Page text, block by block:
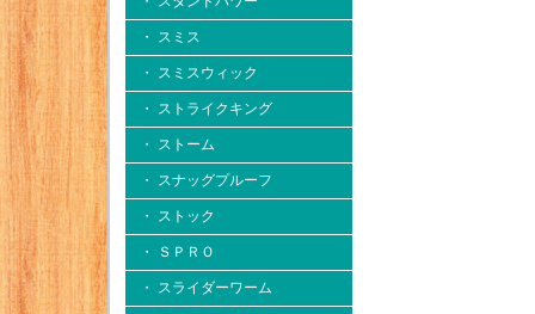
・ スミス
・ スミスウィック
・ ストライクキング
・ ストーム
・ スナッグプルーフ
・ ストック
・ ＳＰＲＯ
・ スライダーワーム